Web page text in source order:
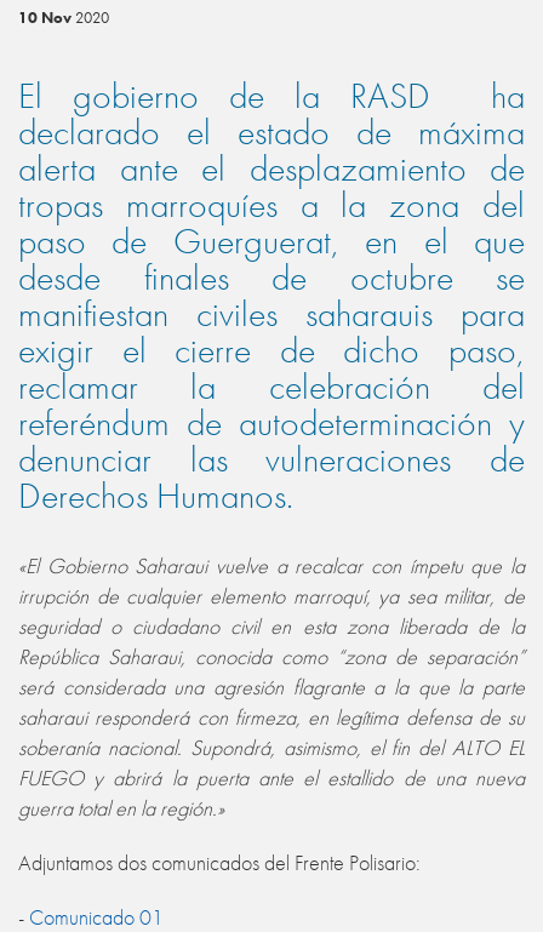
10 Nov 2020
El gobierno de la RASD ha
declarado el estado de máxima
alerta ante el desplazamiento de
tropas marroquíes a la zona del
paso de Guerguerat, en el que
desde finales de octubre se
manifiestan civiles saharauis para
exigir el cierre de dicho paso,
reclamar la celebración del
referéndum de autodeterminación y
denunciar las vulneraciones de
Derechos Humanos.
«El Gobierno Saharaui vuelve a recalcar con ímpetu que la
irrupción de cualquier elemento marroquí, ya sea militar, de
seguridad o ciudadano civil en esta zona liberada de la
República Saharaui, conocida como “zona de separación”
será considerada una agresión flagrante a la que la parte
saharaui responderá con firmeza, en legítima defensa de su
soberanía nacional. Supondrá, asimismo, el fin del ALTO EL
FUEGO y abrirá la puerta ante el estallido de una nueva
guerra total en la región.»
Adjuntamos dos comunicados del Frente Polisario:
- Comunicado 01